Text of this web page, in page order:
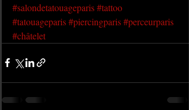
#salondetatouageparis#tattoo
#tatouageparis#piercingparis#perceurparis
#châtelet